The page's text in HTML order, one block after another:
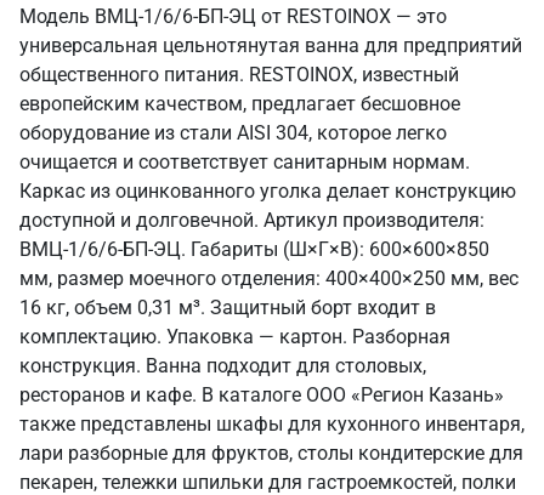
Модель ВМЦ-1/6/6-БП-ЭЦ от RESTOINOX — это
универсальная цельнотянутая ванна для предприятий
общественного питания. RESTOINOX, известный
европейским качеством, предлагает бесшовное
оборудование из стали AISI 304, которое легко
очищается и соответствует санитарным нормам.
Каркас из оцинкованного уголка делает конструкцию
доступной и долговечной. Артикул производителя:
ВМЦ-1/6/6-БП-ЭЦ. Габариты (Ш×Г×В): 600×600×850
мм, размер моечного отделения: 400×400×250 мм, вес
16 кг, объем 0,31 м³. Защитный борт входит в
комплектацию. Упаковка — картон. Разборная
конструкция. Ванна подходит для столовых,
ресторанов и кафе. В каталоге ООО «Регион Казань»
также представлены шкафы для кухонного инвентаря,
лари разборные для фруктов, столы кондитерские для
пекарен, тележки шпильки для гастроемкостей, полки